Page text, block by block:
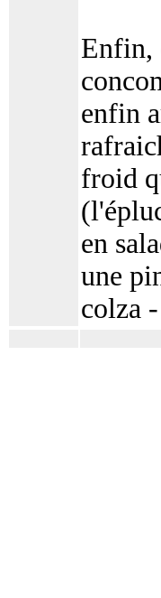
Enfin,
enfin
froid
en
une
colza